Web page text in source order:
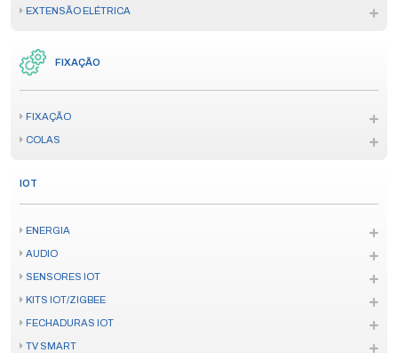
EXTENSÃO ELÉTRICA
FIXAÇÃO
FIXAÇÃO
COLAS
IOT
ENERGIA
AUDIO
SENSORES IOT
KITS IOT/ZIGBEE
FECHADURAS IOT
TV SMART